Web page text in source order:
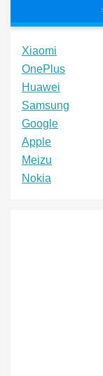
Xiaomi
OnePlus
Huawei
Samsung
Google
Apple
Meizu
Nokia